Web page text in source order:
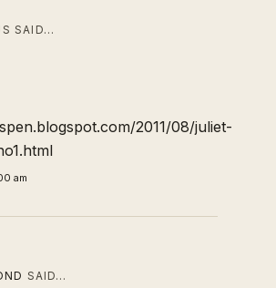
SAID…
2011/08/juliet-
am
SAID…